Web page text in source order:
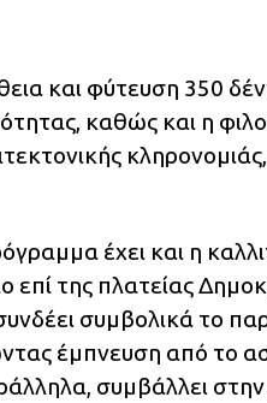
και φύτευση 350
καθώς και η
έχει και η
επί της πλατείας
συμβολικά το
έμπνευση από το
συμβάλλει